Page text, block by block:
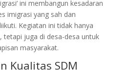
ini membangun kesadaran
imigrasi yang sah dan
Kegiatan ini tidak hanya
tetapi juga di desa-desa untuk
masyarakat.
Kualitas SDM